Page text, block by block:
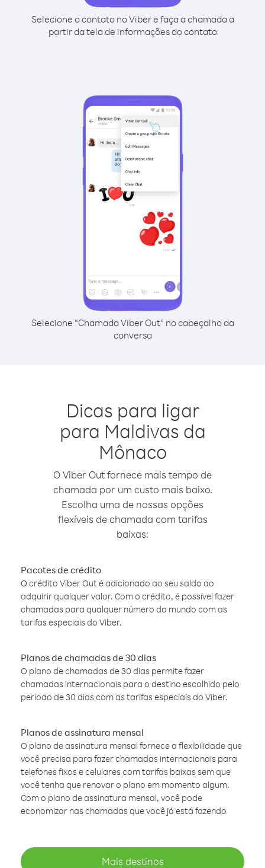
Selecione o contato no Viber e faça a chamada a
partir da tela de informações do contato
Selecione “Chamada Viber Out” no cabeçalho da
conversa
Dicas para ligar
para Maldivas da
Mônaco
O Viber Out fornece mais tempo de
chamada por um custo mais baixo.
Escolha uma de nossas opções
flexíveis de chamada com tarifas
baixas:
Pacotes de crédito
O crédito Viber Out é adicionado ao seu saldo ao
adquirir qualquer valor. Com o crédito, é possível fazer
chamadas para qualquer número do mundo com as
tarifas especiais do Viber.
Planos de chamadas de 30 dias
O plano de chamadas de 30 dias permite fazer
chamadas internacionais para o destino escolhido pelo
período de 30 dias com as tarifas especiais do Viber.
Planos de assinatura mensal
O plano de assinatura mensal fornece a flexibilidade que
você precisa para fazer chamadas internacionais para
telefones fixos e celulares com tarifas baixas sem que
você tenha que renovar o plano em momento algum.
Com o plano de assinatura mensal, você pode
economizar nas chamadas que você já está fazendo
Mais destinos